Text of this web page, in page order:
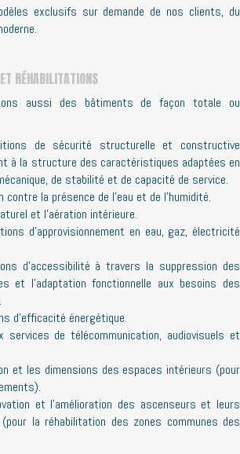
exclusifs sur demande de nos clients, du
RÉHABILITATIONS
aussi des bâtiments de façon totale ou
de sécurité structurelle et constructive
à la structure des caractéristiques adaptées en
de stabilité et de capacité de service.
la présence de l’eau et de l’humidité.
et l’aération intérieure.
d’approvisionnement en eau, gaz, électricité
d’accessibilité à travers la suppression des
et l’adaptation fonctionnelle aux besoins des
d’efficacité énergétique.
services de télécommunication, audiovisuels et
et les dimensions des espaces intérieurs (pour
et l’amélioration des ascenseurs et leurs
la réhabilitation des zones communes des